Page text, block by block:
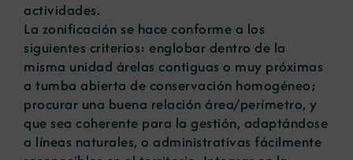
actividades.
La zonificación se hace conforme a los
siguientes criterios: englobar dentro de la
misma unidad árelas contiguas o muy próximas
a tumba abierta de conservación homogéneo;
procurar una buena relación área/perímetro, y
que sea coherente para la gestión, adaptándose
a líneas naturales, o administrativas fácilmente